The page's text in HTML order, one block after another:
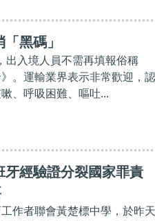
黑碼」
出入境人員不需再填報俗稱
。運輸業界表示非常歡迎，認
、呼吸困難、嘔吐...
經驗證分裂國家罪責
作者聯會黃楚標中學，於昨天